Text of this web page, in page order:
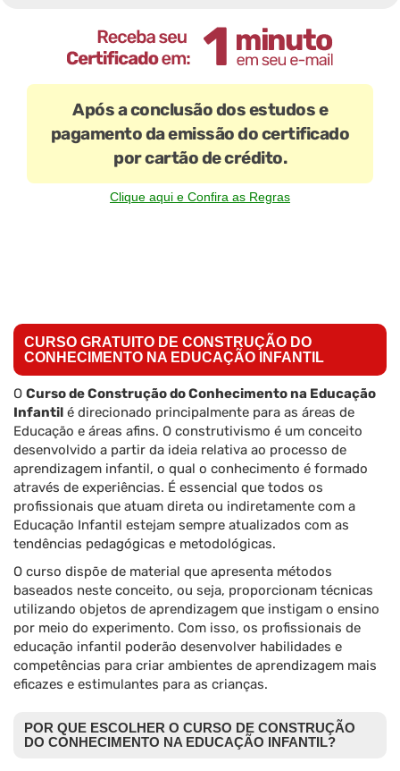
Após a conclusão dos estudos e
pagamento da emissão do certificado
por cartão de crédito.
Clique aqui e Confira as Regras
CURSO GRATUITO DE CONSTRUÇÃO DO
CONHECIMENTO NA EDUCAÇÃO INFANTIL
O Curso de Construção do Conhecimento na Educação
Infantil é direcionado principalmente para as áreas de
Educação e áreas afins. O construtivismo é um conceito
desenvolvido a partir da ideia relativa ao processo de
aprendizagem infantil, o qual o conhecimento é formado
através de experiências. É essencial que todos os
profissionais que atuam direta ou indiretamente com a
Educação Infantil estejam sempre atualizados com as
tendências pedagógicas e metodológicas.
O curso dispõe de material que apresenta métodos
baseados neste conceito, ou seja, proporcionam técnicas
utilizando objetos de aprendizagem que instigam o ensino
por meio do experimento. Com isso, os profissionais de
educação infantil poderão desenvolver habilidades e
competências para criar ambientes de aprendizagem mais
eficazes e estimulantes para as crianças.
POR QUE ESCOLHER O CURSO DE CONSTRUÇÃO
DO CONHECIMENTO NA EDUCAÇÃO INFANTIL?